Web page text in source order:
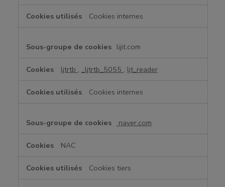
Cookies internes
lijit.com
ljtrtb , _ljtrtb_5055 , ljt_reader
Cookies internes
naver.com
NAC
Cookies tiers